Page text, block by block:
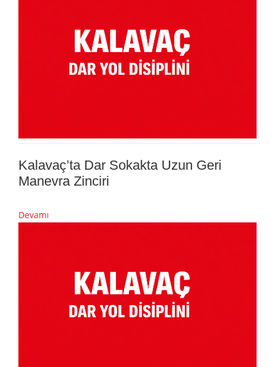
Kalavaç’ta Dar Sokakta Uzun Geri
Manevra Zinciri
Devamı